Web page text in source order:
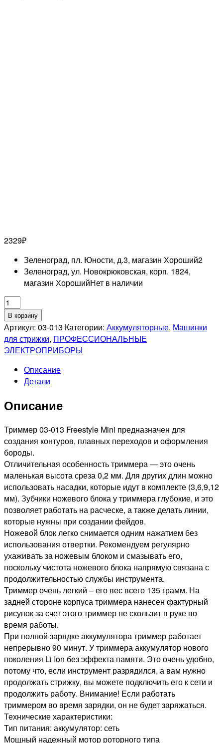
2329₽
Зеленоград, пл. Юности, д.3, магазин Хороший2
Зеленоград, ул. Новокрюковская, корп. 1824,
магазин ХорошийНет в наличии
Количество
товара
DEWAL
PRO
FREESTYLE
для
стрижки
аккум/
1
T-
нож,
4
насадки
В корзину
Артикул: 03-013 Категории: Аккумуляторные, Машинки
для стрижки, ПРОФЕССИОНАЛЬНЫЕ
ЭЛЕКТРОПРИБОРЫ
Описание
Детали
Описание
Триммер 03-013 Freestyle Mini предназначен для
создания контуров, плавных переходов и оформления
бороды.
Отличительная особенность триммера — это очень
маленькая высота среза 0,2 мм. Для других длин можно
использовать насадки, которые идут в комплекте (3,6,9,12
мм). Зубчики ножевого блока у триммера глубокие, и это
позволяет работать на расческе, а также делать линии,
которые нужны при создании фейдов.
Ножевой блок легко снимается одним нажатием без
использования отвертки. Рекомендуем регулярно
ухаживать за ножевым блоком и смазывать его,
поскольку чистота ножевого блока напрямую связана с
продолжительностью службы инструмента.
Триммер очень легкий – его вес всего 135 грамм. На
задней стороне корпуса триммера нанесен фактурный
рисунок за счет этого триммер не скользит в руке во
время работы.
При полной зарядке аккумулятора триммер работает
непрерывно 90 минут. У триммера аккумулятор нового
поколения Li Ion без эффекта памяти. Это очень удобно,
потому что, если инструмент разрядился, а вам нужно
продолжать стрижку, вы можете подключить его к сети и
продолжить работу. Внимание! Если работать
триммером во время зарядки, он не будет заряжаться.
Технические характеристики:
Тип питания: аккумулятор: сеть
Мощный надежный мотор роторного типа